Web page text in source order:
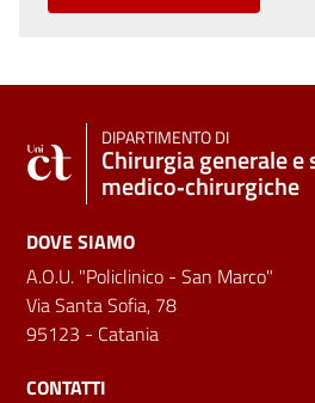
DIPARTIMENTO DI
Chirurgia generale e
medico‑chirurgiche
DOVE SIAMO
A.O.U. "Policlinico - San Marco"
Via Santa Sofia, 78
95123 - Catania
CONTATTI